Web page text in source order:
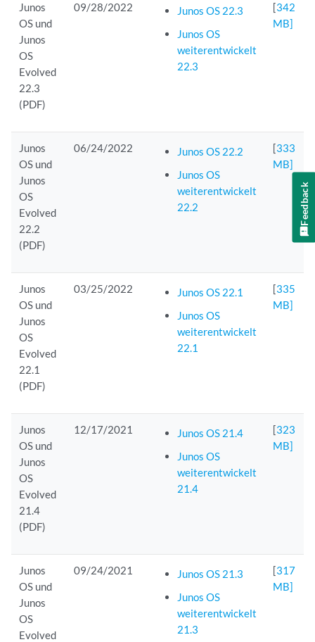
Junos
OS und
Junos
OS
Evolved
22.3
(PDF)
09/28/2022
Junos OS 22.3
Junos OS
weiterentwickelt
22.3
[342
MB]
Junos
OS und
Junos
OS
Evolved
22.2
(PDF)
06/24/2022
Junos OS 22.2
Junos OS
weiterentwickelt
22.2
[333
MB]
Junos
OS und
Junos
OS
Evolved
22.1
(PDF)
03/25/2022
Junos OS 22.1
Junos OS
weiterentwickelt
22.1
[335
MB]
Junos
OS und
Junos
OS
Evolved
21.4
(PDF)
12/17/2021
Junos OS 21.4
Junos OS
weiterentwickelt
21.4
[323
MB]
Junos
OS und
Junos
OS
Evolved
09/24/2021
Junos OS 21.3
Junos OS
weiterentwickelt
21.3
[317
MB]
Feedback